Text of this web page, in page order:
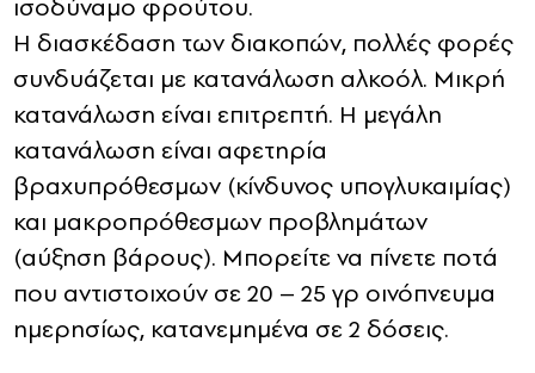
ισοδύναμο φρούτου.
Η διασκέδαση των διακοπών, πολλές φορές
συνδυάζεται με κατανάλωση αλκοόλ. Μικρή
κατανάλωση είναι επιτρεπτή. Η μεγάλη
κατανάλωση είναι αφετηρία
βραχυπρόθεσμων (κίνδυνος υπογλυκαιμίας)
και μακροπρόθεσμων προβλημάτων
(αύξηση βάρους). Μπορείτε να πίνετε ποτά
που αντιστοιχούν σε 20 – 25 γρ οινόπνευμα
ημερησίως, κατανεμημένα σε 2 δόσεις.